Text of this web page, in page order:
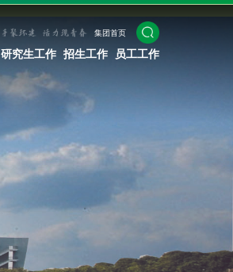
集团首页
研究生工作 招生工作 员工工作